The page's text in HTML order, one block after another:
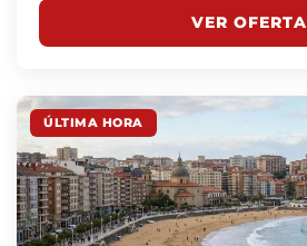
VER OFERTA
ÚLTIMA HORA